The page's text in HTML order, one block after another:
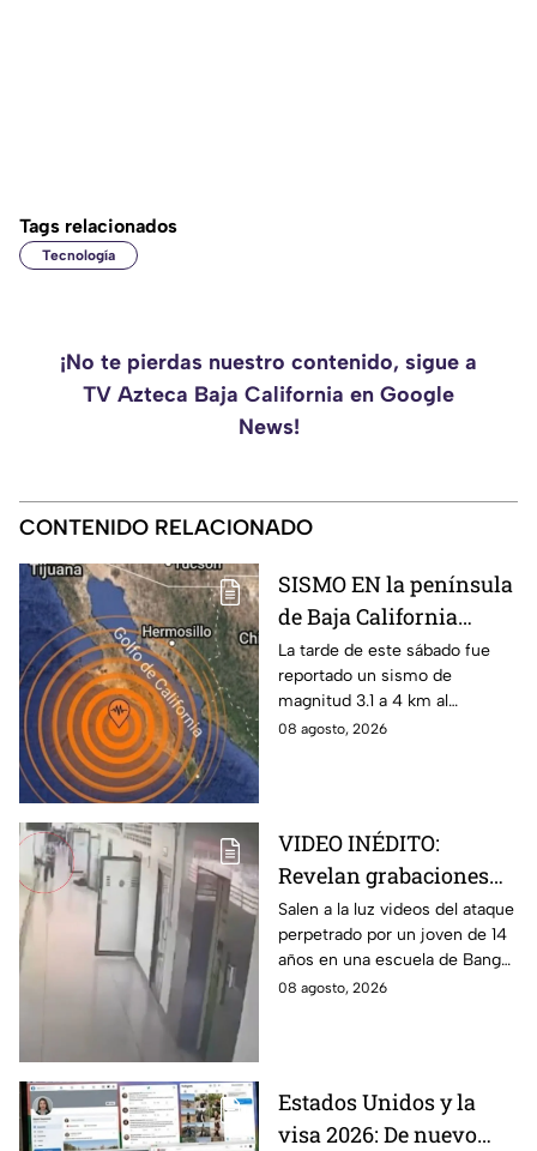
Tags relacionados
Tecnología
¡No te pierdas nuestro contenido, sigue a
TV Azteca Baja California en Google
News!
CONTENIDO RELACIONADO
SISMO EN la península
de Baja California
sacude San José del
Cabo
La tarde de este sábado fue
reportado un sismo de
magnitud 3.1 a 4 km al
noroeste de San José del
08 agosto, 2026
VIDEO INÉDITO:
Revelan grabaciones
del tiroteo escolar que
dejó múltiples víctimas
Salen a la luz videos del ataque
perpetrado por un joven de 14
años en una escuela de Bang
Kruai, Tailandia. El saldo es de
08 agosto, 2026
Estados Unidos y la
visa 2026: De nuevo